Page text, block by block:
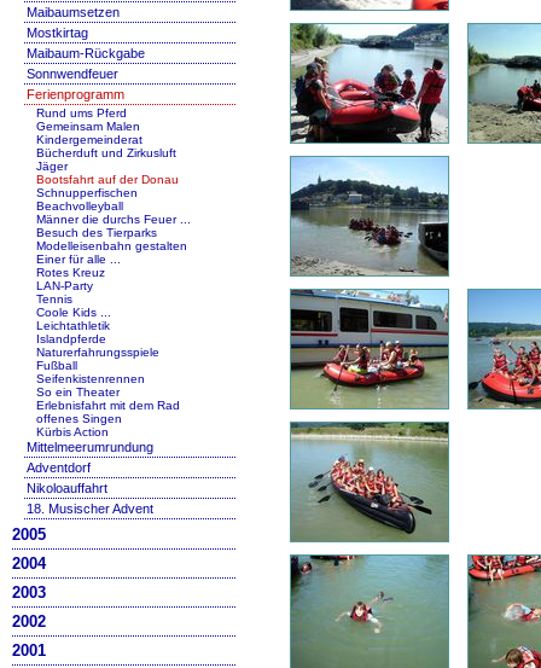
Maibaumsetzen
Mostkirtag
Maibaum-Rückgabe
Sonnwendfeuer
Ferienprogramm
Rund ums Pferd
Gemeinsam Malen
Kindergemeinderat
Bücherduft und Zirkusluft
Jäger
Bootsfahrt auf der Donau
Schnupperfischen
Beachvolleyball
Männer die durchs Feuer ...
Besuch des Tierparks
Modelleisenbahn gestalten
Einer für alle ...
Rotes Kreuz
LAN-Party
Tennis
Coole Kids ...
Leichtathletik
Islandpferde
Naturerfahrungsspiele
Fußball
Seifenkistenrennen
So ein Theater
Erlebnisfahrt mit dem Rad
offenes Singen
Kürbis Action
Mittelmeerumrundung
Adventdorf
Nikoloauffahrt
18. Musischer Advent
2005
2004
2003
2002
2001